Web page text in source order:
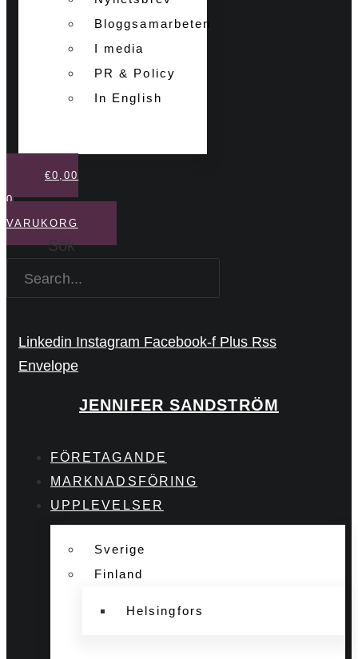
Bloggsamarbeten
I media
PR & Policy
In English
€0,00
0
VARUKORG
Sök
Linkedin Instagram Facebook-f Plus Rss
Envelope
JENNIFER SANDSTRÖM
FÖRETAGANDE
MARKNADSFÖRING
UPPLEVELSER
Sverige
Finland
Helsingfors